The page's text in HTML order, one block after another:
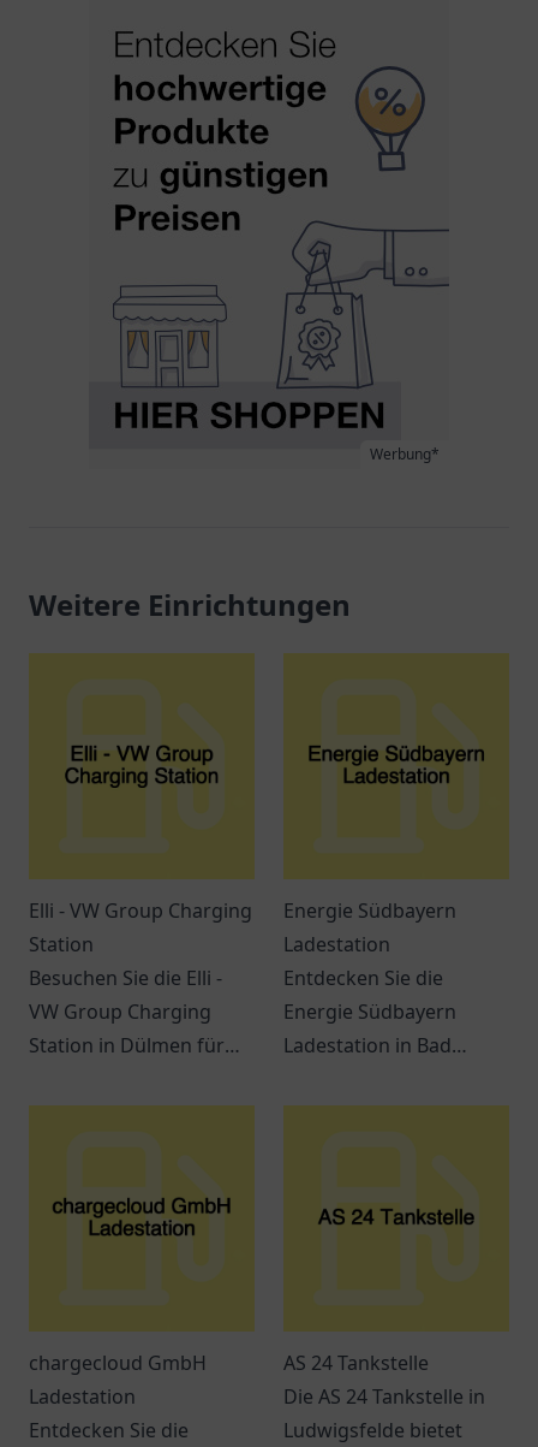
Werbung*
Weitere Einrichtungen
Elli - VW Group Charging
Station
Besuchen Sie die Elli -
VW Group Charging
Station in Dülmen für
Ladelösung für
Energie Südbayern
Ladestation
Entdecken Sie die
Energie Südbayern
Ladestation in Bad
umweltfreundliche Fahrt
chargecloud GmbH
Ladestation
Entdecken Sie die
AS 24 Tankstelle
Die AS 24 Tankstelle in
Ludwigsfelde bietet